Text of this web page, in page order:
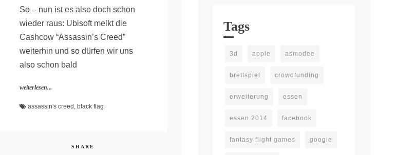
So – nun ist es also doch schon
wieder raus: Ubisoft melkt die
Cashcow “Assassin’s Creed”
weiterhin und so dürfen wir uns
also schon bald
weiterlesen...
assassin's creed , black flag
SHARE
Tags
3d apple asmodee
brettspiel crowdfunding
erweiterung essen
essen 2014 facebook
fantasy flight games google